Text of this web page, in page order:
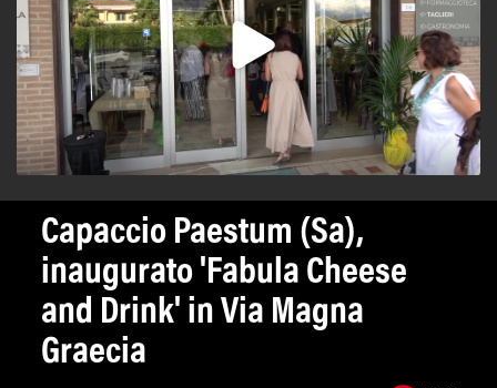
Capaccio Paestum (Sa),
inaugurato 'Fabula Cheese
and Drink' in Via Magna
Graecia